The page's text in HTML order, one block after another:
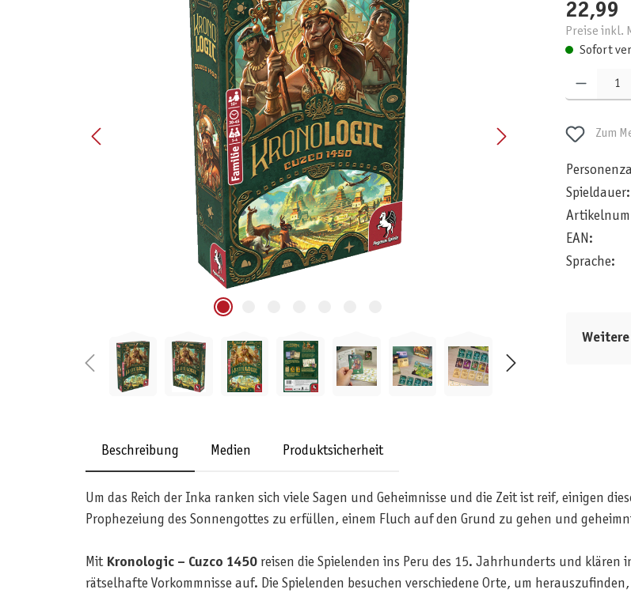
22,99
Preise inkl.
Sofort
Produkt Anzahl:
Zum
Spieldauer:
EAN:
Sprache:
Beschreibung Medien Produktsicherheit
Um das Reich der Inka ranken sich viele Sagen und Geheimnisse und die Zeit ist reif, einigen
Prophezeiung des Sonnengottes zu erfüllen, einem Fluch auf den Grund zu gehen und
Mit Kronologic – Cuzco 1450reisen die Spielenden ins Peru des 15. Jahrhunderts und klären
rätselhafte Vorkommnisse auf. Die Spielenden besuchen verschiedene Orte, um